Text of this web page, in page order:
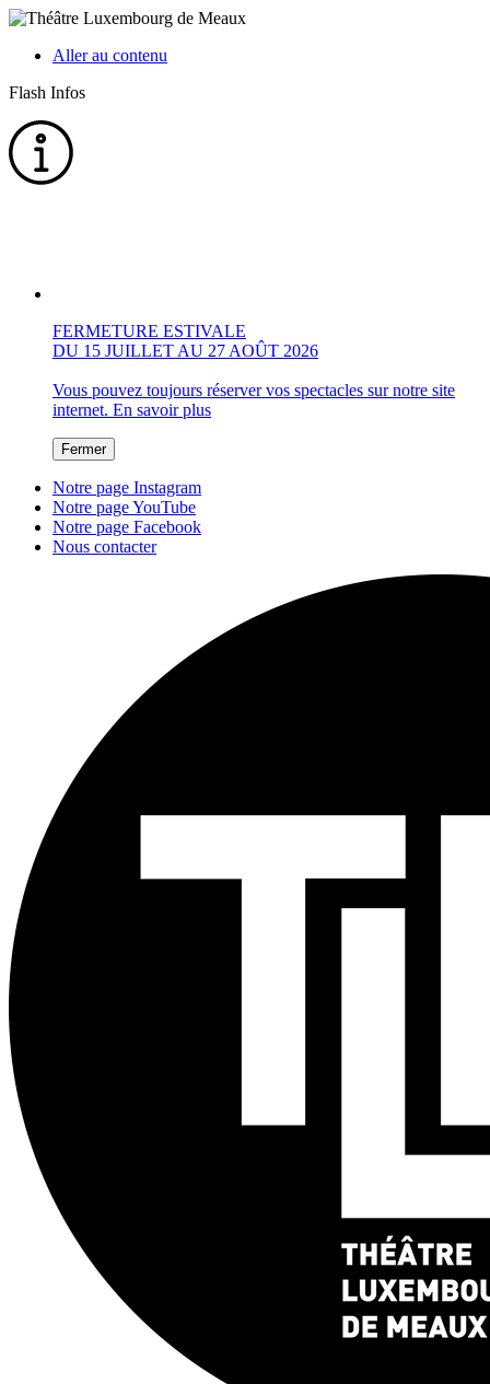
Aller au contenu
Flash Infos
FERMETURE ESTIVALE
DU 15 JUILLET AU 27 AOÛT 2026
Vous pouvez toujours réserver vos spectacles sur notre site
internet. En savoir plus
Fermer
Notre page Instagram
Notre page YouTube
Notre page Facebook
Nous contacter